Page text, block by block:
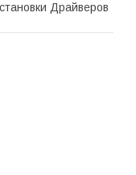
Драйверов